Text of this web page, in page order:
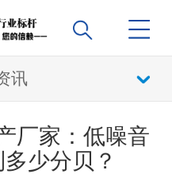
讯
厂家：低噪音
少分贝？